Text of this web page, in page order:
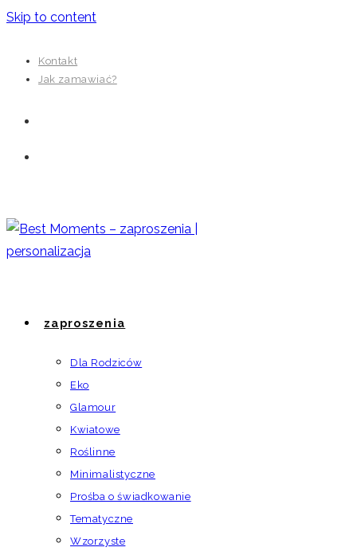
Skip to content
Kontakt
Jak zamawiać?
zaproszenia
Dla Rodziców
Eko
Glamour
Kwiatowe
Roślinne
Minimalistyczne
Prośba o świadkowanie
Tematyczne
Wzorzyste